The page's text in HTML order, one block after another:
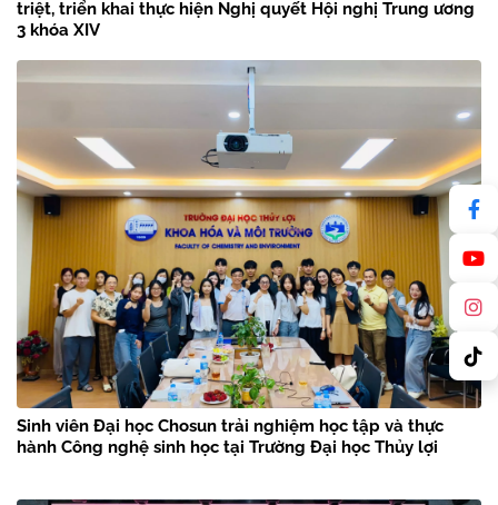
triệt, triển khai thực hiện Nghị quyết Hội nghị Trung ương
3 khóa XIV
Sinh viên Đại học Chosun trải nghiệm học tập và thực
hành Công nghệ sinh học tại Trường Đại học Thủy lợi